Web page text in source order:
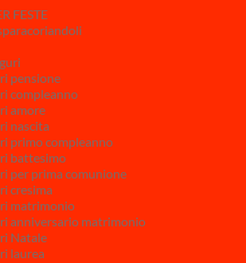
FESTE
pensione
compleanno
amore
nascita
primo compleanno
battesimo
per prima comunione
cresima
matrimonio
anniversario matrimonio
Natale
laurea